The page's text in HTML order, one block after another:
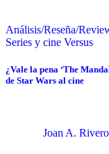
Análisis/Reseña/
Series y cine Versus
¿Vale la pena ‘The
de Star Wars al cine
Joan A. Rivero